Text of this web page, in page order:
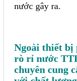
nước gây ra.
Ngoài thiết bị
rò rỉ nước
chuyên cung